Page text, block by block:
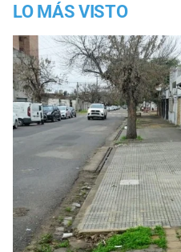
LO MÁS VISTO